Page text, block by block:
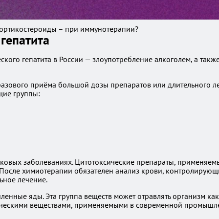
– при иммунотерапии?
гепатита в России — злоупотребление алкоголем, а
приёма большой дозы препаратов или
группы:
заболеваниях. Цитотоксические препараты,
химиотерапии обязателен анализ крови,
лечение.
яды. Эта группа веществ может отравлять организм
веществами, применяемыми в современной